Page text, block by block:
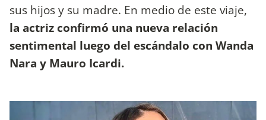
sus hijos y su madre. En medio de este viaje,
la actriz confirmó una nueva relación
sentimental luego del escándalo con Wanda
Nara y Mauro Icardi.